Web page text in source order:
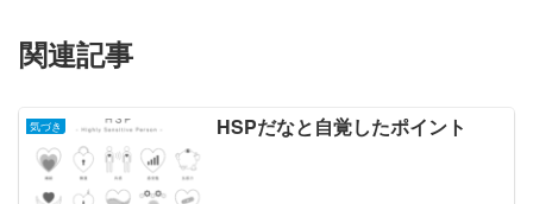
関連記事
気づき HSPだなと自覚したポイント